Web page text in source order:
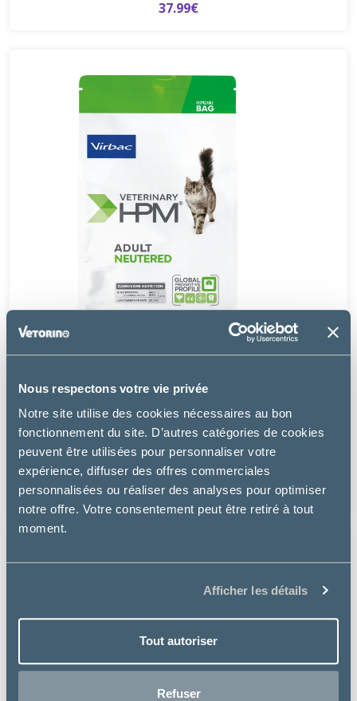
Nous respectons votre vie privée
Notre site utilise des cookies nécessaires au bon
fonctionnement du site. D’autres catégories de cookies
peuvent être utilisées pour personnaliser votre
expérience, diffuser des offres commerciales
personnalisées ou réaliser des analyses pour optimiser
notre offre. Votre consentement peut être retiré à tout
moment.
Afficher les détails
Tout autoriser
Refuser
37.99€
Virbac
ADULT NEUTERED – CHAT
à partir de
9.99€